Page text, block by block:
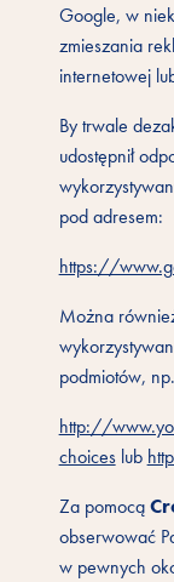
Google, w
zmieszania
internetowej
By trwale
udostępnił
pod adresem:
https://
Można
podmiotów,
http://
choiceslub
Za pomocą
obserwować
w pewnych